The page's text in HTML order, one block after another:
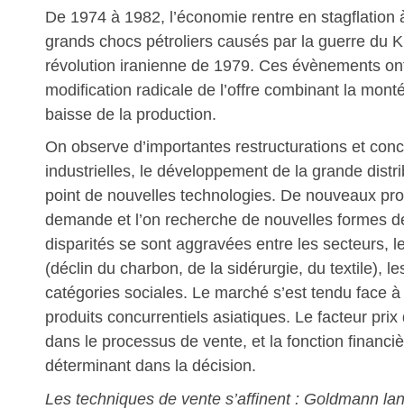
De 1974 à 1982, l’économie rentre en stagflation
grands chocs pétroliers causés par la guerre du
révolution iranienne de 1979. Ces évènements
modification radicale de l’offre combinant la
baisse de la production.
On observe d’importantes restructurations et
industrielles, le développement de la grande
point de nouvelles technologies. De nouveaux
demande et l’on recherche de nouvelles formes
disparités se sont aggravées entre les secteurs,
(déclin du charbon, de la sidérurgie, du textile),
catégories sociales. Le marché s’est tendu face à
produits concurrentiels asiatiques. Le facteur
dans le processus de vente, et la fonction
déterminant dans la décision.
Les techniques de vente s’affinent : Goldmann